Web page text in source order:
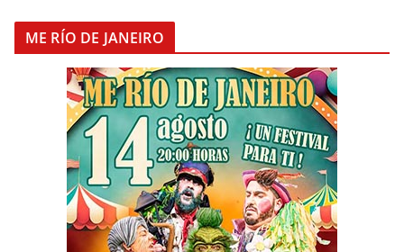
ME RÍO DE JANEIRO